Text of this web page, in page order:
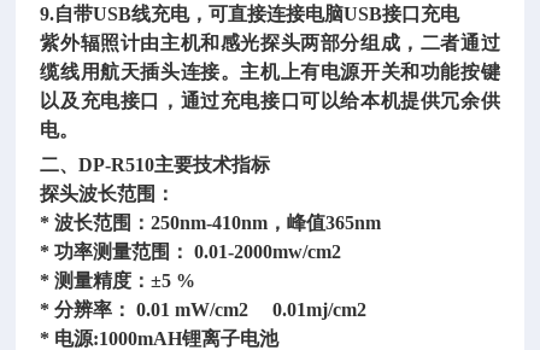
9.自带USB线充电，可直接连接电脑USB接口充电
紫外辐照计由主机和感光探头两部分组成，二者通过
缆线用航天插头连接。主机上有电源开关和功能按键
以及充电接口，通过充电接口可以给本机提供冗余供
电。
二、DP-R510主要技术指标
探头波长范围：
* 波长范围：250nm-410nm，峰值365nm
* 功率测量范围： 0.01-2000mw/cm2
* 测量精度：±5 %
* 分辨率： 0.01 mW/cm2
0.01mj/cm2
* 电源:1000mAH锂离子电池